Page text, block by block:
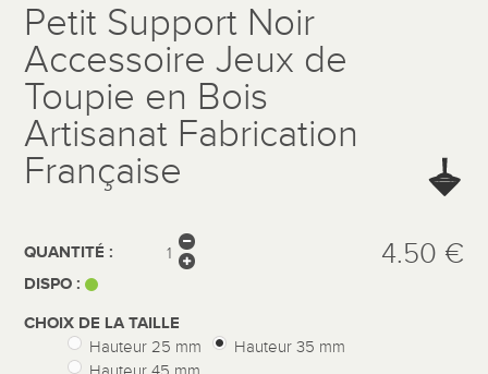
Petit Support Noir
Accessoire Jeux de
Toupie en Bois
Artisanat Fabrication
Française
QUANTITÉ :
DISPO :
4.50 €
CHOIX DE LA TAILLE
Hauteur 25 mm
Hauteur 35 mm